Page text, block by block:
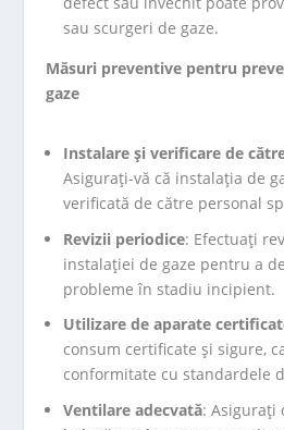
sau scurgeri de gaze.
Măsuri preventive pentru
gaze
Instalare și verificare de
Asigurați-vă că instalația de
verificată de către personal
Revizii periodice: Efectuați
instalației de gaze pentru a
probleme în stadiu incipient.
Utilizare de aparate
consum certificate și sigure,
conformitate cu standardele
Ventilare adecvată: Asigurați